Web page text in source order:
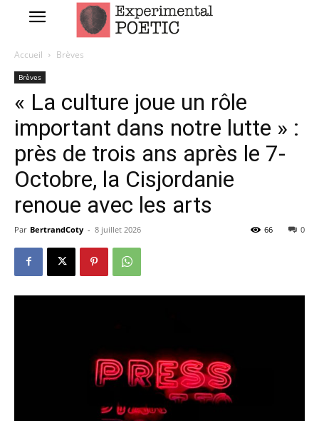
Accueil Brèves
Brèves
« La culture joue un rôle
important dans notre lutte » :
près de trois ans après le 7-
Octobre, la Cisjordanie
renoue avec les arts
Par BertrandCoty - 8 juillet 2026 0
66